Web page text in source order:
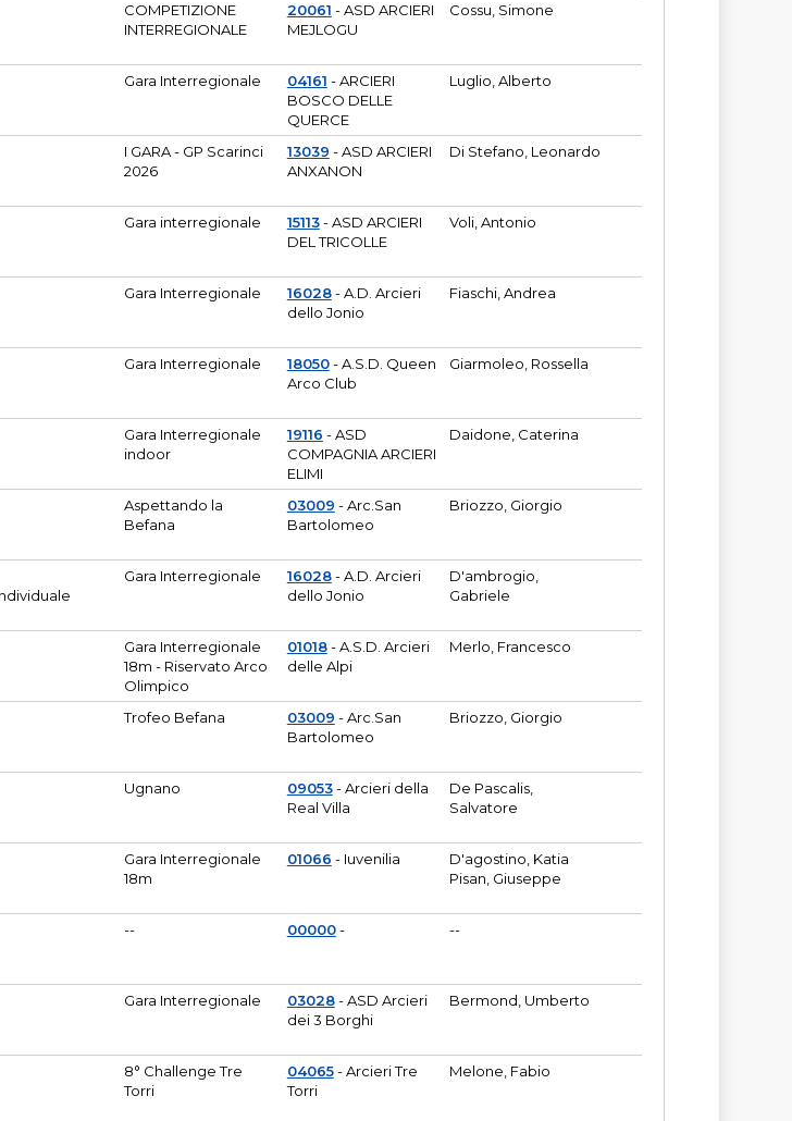
COMPETIZIONE
INTERREGIONALE
20061 - ASD ARCIERI
MEJLOGU
Cossu, Simone
Gara Interregionale 04161 - ARCIERI
BOSCO DELLE
QUERCE
Luglio, Alberto
I GARA - GP Scarinci
2026
13039 - ASD ARCIERI
ANXANON
Di Stefano, Leonardo
Gara interregionale 15113- ASD ARCIERI
DEL TRICOLLE
Voli, Antonio
Gara Interregionale 16028- A.D. Arcieri
dello Jonio
Fiaschi, Andrea
Gara Interregionale 18050- A.S.D. Queen
Arco Club
Giarmoleo, Rossella
Gara Interregionale
indoor
19116 - ASD
COMPAGNIA ARCIERI
ELIMI
Daidone, Caterina
Aspettando la
Befana
03009 - Arc.San
Bartolomeo
Briozzo, Giorgio
Gara Interregionale 16028- A.D. Arcieri
dello Jonio
D'ambrogio,
Gabriele
Gara Interregionale
18m - Riservato Arco
Olimpico
01018- A.S.D. Arcieri
delle Alpi
Merlo, Francesco
Trofeo Befana 03009 - Arc.San
Bartolomeo
Briozzo, Giorgio
Ugnano 09053- Arcieri della
Real Villa
De Pascalis,
Salvatore
Gara Interregionale
18m
01066 - Iuvenilia
D'agostino, Katia
Pisan, Giuseppe
-- 00000- --
Gara Interregionale 03028- ASD Arcieri
dei 3 Borghi
Bermond, Umberto
8° Challenge Tre
Torri
04065- Arcieri Tre
Torri
Melone, Fabio